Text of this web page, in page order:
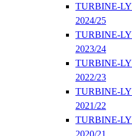
TURBINE-
2024/25
TURBINE-
2023/24
TURBINE-
2022/23
TURBINE-
2021/22
TURBINE-
2020/21